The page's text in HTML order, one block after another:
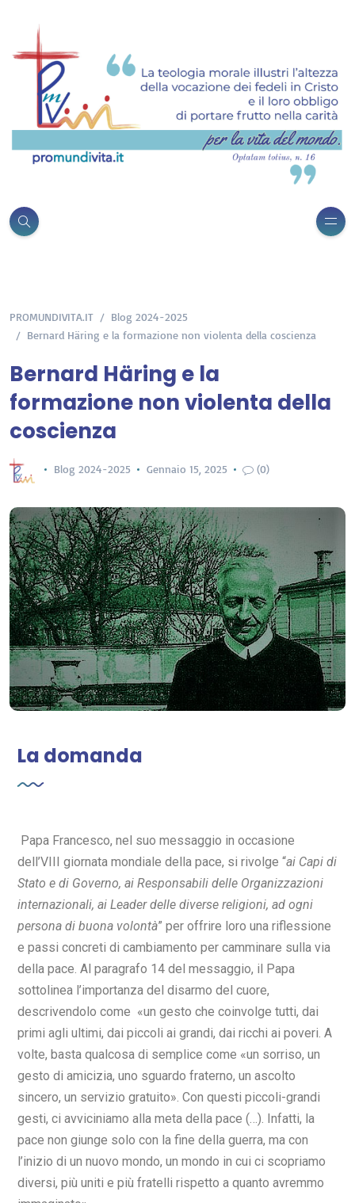
PROMUNDIVITA.IT
Blog 2024-2025
Bernard Häring e la formazione non violenta della coscienza
Bernard Häring e la
formazione non violenta della
coscienza
Blog 2024-2025 Gennaio 15, 2025 (0)
La domanda
Papa Francesco, nel suo messaggio in occasione
dell’VIII giornata mondiale della pace, si rivolge “ai Capi di
Stato e di Governo, ai Responsabili delle Organizzazioni
internazionali, ai Leader delle diverse religioni, ad ogni
persona di buona volontà” per offrire loro una riflessione
e passi concreti di cambiamento per camminare sulla via
della pace. Al paragrafo 14 del messaggio, il Papa
sottolinea l’importanza del disarmo del cuore,
descrivendolo come «un gesto che coinvolge tutti, dai
primi agli ultimi, dai piccoli ai grandi, dai ricchi ai poveri. A
volte, basta qualcosa di semplice come «un sorriso, un
gesto di amicizia, uno sguardo fraterno, un ascolto
sincero, un servizio gratuito». Con questi piccoli-grandi
gesti, ci avviciniamo alla meta della pace (…). Infatti, la
pace non giunge solo con la fine della guerra, ma con
l’inizio di un nuovo mondo, un mondo in cui ci scopriamo
diversi, più uniti e più fratelli rispetto a quanto avremmo